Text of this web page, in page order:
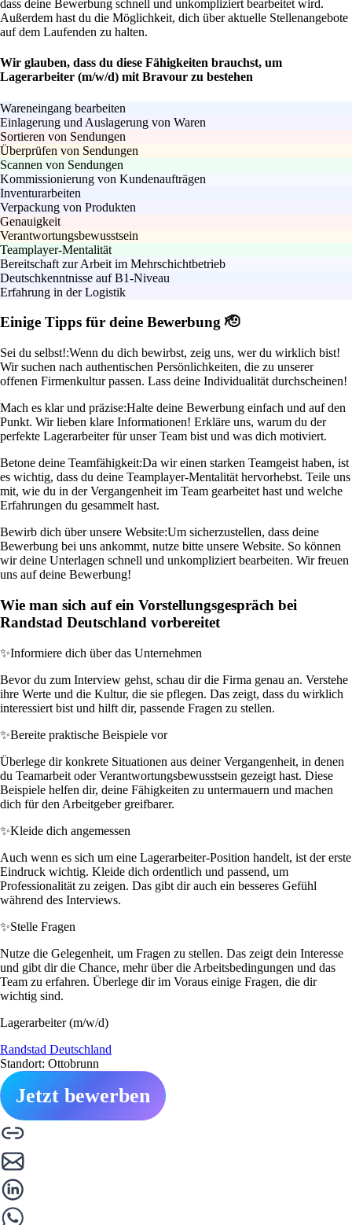
dass deine Bewerbung schnell und unkompliziert bearbeitet wird.
Außerdem hast du die Möglichkeit, dich über aktuelle Stellenangebote
auf dem Laufenden zu halten.
Wir glauben, dass du diese Fähigkeiten brauchst, um
Lagerarbeiter (m/w/d) mit Bravour zu bestehen
Wareneingang bearbeiten
Einlagerung und Auslagerung von Waren
Sortieren von Sendungen
Überprüfen von Sendungen
Scannen von Sendungen
Kommissionierung von Kundenaufträgen
Inventurarbeiten
Verpackung von Produkten
Genauigkeit
Verantwortungsbewusstsein
Teamplayer-Mentalität
Bereitschaft zur Arbeit im Mehrschichtbetrieb
Deutschkenntnisse auf B1-Niveau
Erfahrung in der Logistik
Einige Tipps für deine Bewerbung 🫡
Sei du selbst!:Wenn du dich bewirbst, zeig uns, wer du wirklich bist!
Wir suchen nach authentischen Persönlichkeiten, die zu unserer
offenen Firmenkultur passen. Lass deine Individualität durchscheinen!
Mach es klar und präzise:Halte deine Bewerbung einfach und auf den
Punkt. Wir lieben klare Informationen! Erkläre uns, warum du der
perfekte Lagerarbeiter für unser Team bist und was dich motiviert.
Betone deine Teamfähigkeit:Da wir einen starken Teamgeist haben, ist
es wichtig, dass du deine Teamplayer-Mentalität hervorhebst. Teile uns
mit, wie du in der Vergangenheit im Team gearbeitet hast und welche
Erfahrungen du gesammelt hast.
Bewirb dich über unsere Website:Um sicherzustellen, dass deine
Bewerbung bei uns ankommt, nutze bitte unsere Website. So können
wir deine Unterlagen schnell und unkompliziert bearbeiten. Wir freuen
uns auf deine Bewerbung!
Wie man sich auf ein Vorstellungsgespräch bei
Randstad Deutschland vorbereitet
✨Informiere dich über das Unternehmen
Bevor du zum Interview gehst, schau dir die Firma genau an. Verstehe
ihre Werte und die Kultur, die sie pflegen. Das zeigt, dass du wirklich
interessiert bist und hilft dir, passende Fragen zu stellen.
✨Bereite praktische Beispiele vor
Überlege dir konkrete Situationen aus deiner Vergangenheit, in denen
du Teamarbeit oder Verantwortungsbewusstsein gezeigt hast. Diese
Beispiele helfen dir, deine Fähigkeiten zu untermauern und machen
dich für den Arbeitgeber greifbarer.
✨Kleide dich angemessen
Auch wenn es sich um eine Lagerarbeiter-Position handelt, ist der erste
Eindruck wichtig. Kleide dich ordentlich und passend, um
Professionalität zu zeigen. Das gibt dir auch ein besseres Gefühl
während des Interviews.
✨Stelle Fragen
Nutze die Gelegenheit, um Fragen zu stellen. Das zeigt dein Interesse
und gibt dir die Chance, mehr über die Arbeitsbedingungen und das
Team zu erfahren. Überlege dir im Voraus einige Fragen, die dir
wichtig sind.
Lagerarbeiter (m/w/d)
Randstad Deutschland
Standort: Ottobrunn
Jetzt bewerben